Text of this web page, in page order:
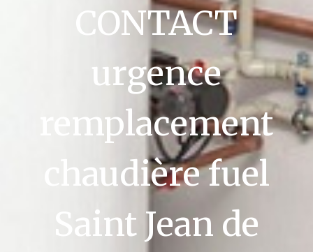
CONTACT
urgence
remplacement
chaudière fuel
Saint Jean de